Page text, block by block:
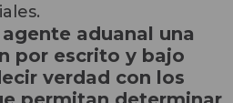
aduanal una
por escrito y bajo
verdad con los